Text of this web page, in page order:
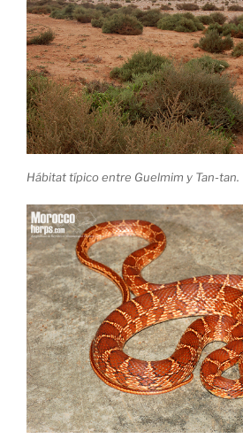
Hábitat típico entre Guelmim y Tan-tan.